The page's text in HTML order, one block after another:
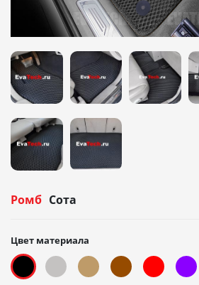
Ромб Сота
Цвет материала